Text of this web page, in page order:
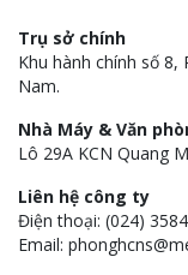
Trụ sở chính
Khu hành chính số 8,
Nam.
Nhà Máy & Văn
Lô 29A KCN Quang
Liên hệ công ty
Điện thoại: (024)
Email: